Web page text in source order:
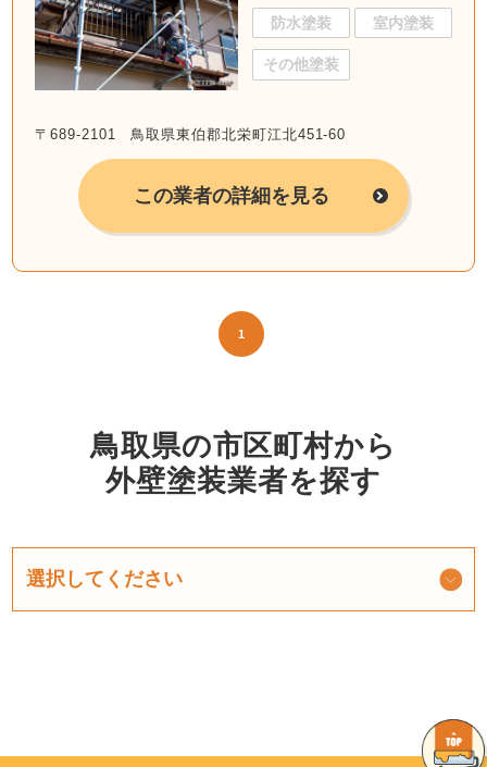
防水塗装 室内塗装
その他塗装
〒689-2101 鳥取県東伯郡北栄町江北451-60
この業者の詳細を見る
1
鳥取県の市区町村から
外壁塗装業者を探す